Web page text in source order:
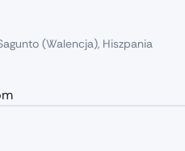
(Walencja), Hiszpania